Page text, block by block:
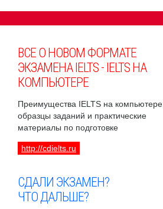
ВСЕ О НОВОМ ФОРМАТЕ
ЭКЗАМЕНА IELTS - IELTS НА
КОМПЬЮТЕРЕ
Преимущества IELTS на компьютере,
образцы заданий и практические
материалы по подготовке
http://cdielts.ru
СДАЛИ ЭКЗАМЕН?
ЧТО ДАЛЬШЕ?